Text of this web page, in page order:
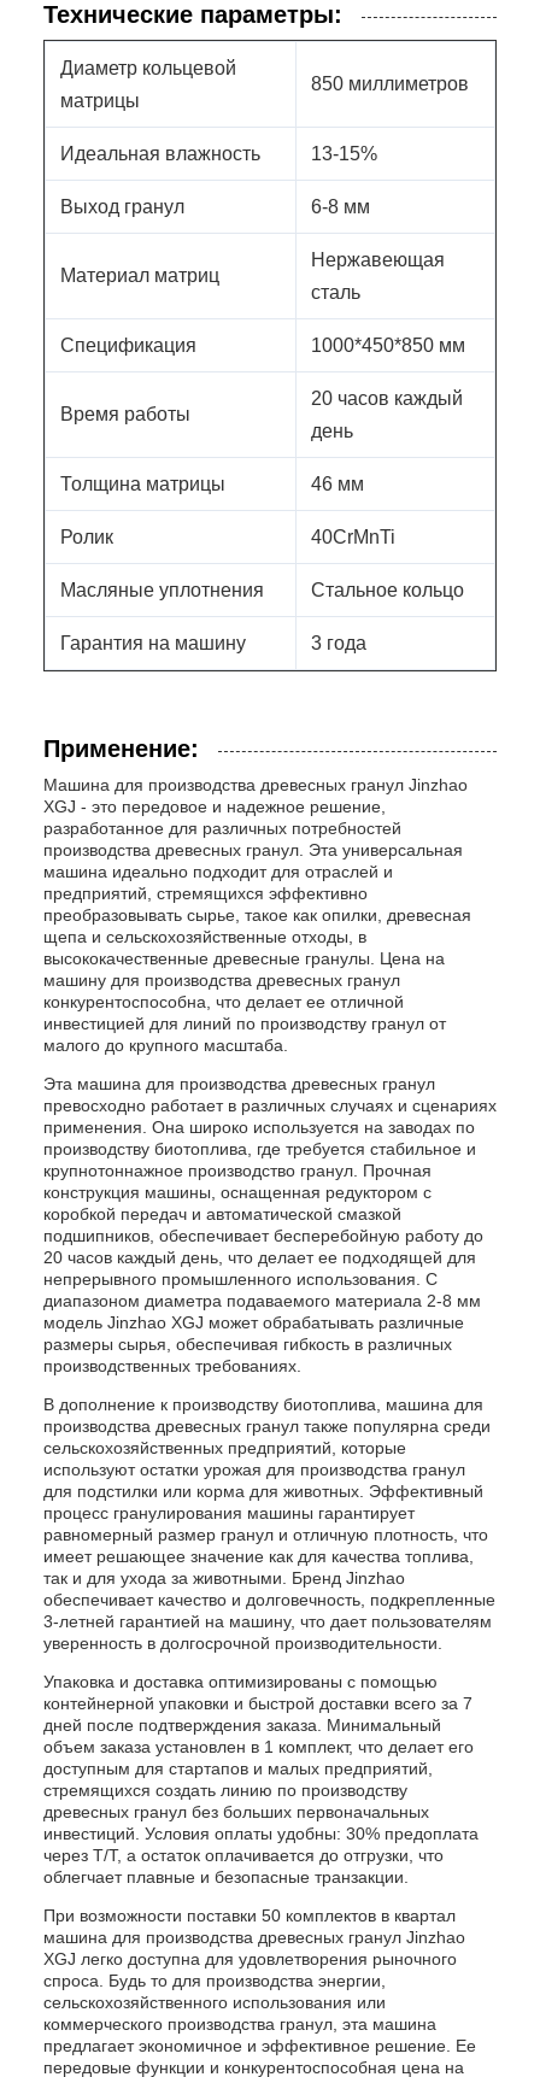
Технические параметры:
Диаметр кольцевой
матрицы
850 миллиметров
Идеальная влажность 13-15%
Выход гранул 6-8 мм
Материал матриц
Нержавеющая
сталь
Спецификация 1000*450*850 мм
Время работы
20 часов каждый
день
Толщина матрицы 46 мм
Ролик 40CrMnTi
Масляные уплотнения Стальное кольцо
Гарантия на машину 3 года
Применение:
Машина для производства древесных гранул Jinzhao
XGJ - это передовое и надежное решение,
разработанное для различных потребностей
производства древесных гранул. Эта универсальная
машина идеально подходит для отраслей и
предприятий, стремящихся эффективно
преобразовывать сырье, такое как опилки, древесная
щепа и сельскохозяйственные отходы, в
высококачественные древесные гранулы. Цена на
машину для производства древесных гранул
конкурентоспособна, что делает ее отличной
инвестицией для линий по производству гранул от
малого до крупного масштаба.
Эта машина для производства древесных гранул
превосходно работает в различных случаях и сценариях
применения. Она широко используется на заводах по
производству биотоплива, где требуется стабильное и
крупнотоннажное производство гранул. Прочная
конструкция машины, оснащенная редуктором с
коробкой передач и автоматической смазкой
подшипников, обеспечивает бесперебойную работу до
20 часов каждый день, что делает ее подходящей для
непрерывного промышленного использования. С
диапазоном диаметра подаваемого материала 2-8 мм
модель Jinzhao XGJ может обрабатывать различные
размеры сырья, обеспечивая гибкость в различных
производственных требованиях.
В дополнение к производству биотоплива, машина для
производства древесных гранул также популярна среди
сельскохозяйственных предприятий, которые
используют остатки урожая для производства гранул
для подстилки или корма для животных. Эффективный
процесс гранулирования машины гарантирует
равномерный размер гранул и отличную плотность, что
имеет решающее значение как для качества топлива,
так и для ухода за животными. Бренд Jinzhao
обеспечивает качество и долговечность, подкрепленные
3-летней гарантией на машину, что дает пользователям
уверенность в долгосрочной производительности.
Упаковка и доставка оптимизированы с помощью
контейнерной упаковки и быстрой доставки всего за 7
дней после подтверждения заказа. Минимальный
объем заказа установлен в 1 комплект, что делает его
доступным для стартапов и малых предприятий,
стремящихся создать линию по производству
древесных гранул без больших первоначальных
инвестиций. Условия оплаты удобны: 30% предоплата
через T/T, а остаток оплачивается до отгрузки, что
облегчает плавные и безопасные транзакции.
При возможности поставки 50 комплектов в квартал
машина для производства древесных гранул Jinzhao
XGJ легко доступна для удовлетворения рыночного
спроса. Будь то для производства энергии,
сельскохозяйственного использования или
коммерческого производства гранул, эта машина
предлагает экономичное и эффективное решение. Ее
передовые функции и конкурентоспособная цена на